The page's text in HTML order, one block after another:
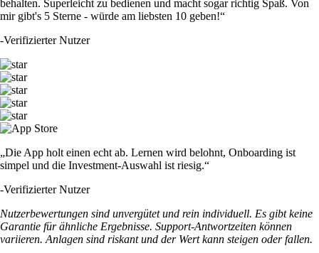
behalten. Superleicht zu bedienen und macht sogar richtig Spaß. Von
mir gibt's 5 Sterne - würde am liebsten 10 geben!“
-Verifizierter Nutzer
„Die App holt einen echt ab. Lernen wird belohnt, Onboarding ist
simpel und die Investment-Auswahl ist riesig.“
-Verifizierter Nutzer
Nutzerbewertungen sind unvergütet und rein individuell. Es gibt keine
Garantie für ähnliche Ergebnisse. Support-Antwortzeiten können
variieren. Anlagen sind riskant und der Wert kann steigen oder fallen.